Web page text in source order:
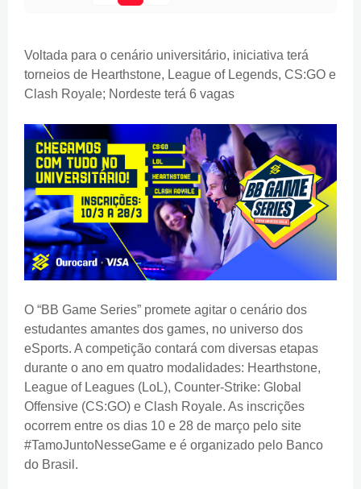
Voltada para o cenário universitário, iniciativa terá
torneios de Hearthstone, League of Legends, CS:GO e
Clash Royale; Nordeste terá 6 vagas
O “BB Game Series” promete agitar o cenário dos
estudantes amantes dos games, no universo dos
eSports. A competição contará com diversas etapas
durante o ano em quatro modalidades: Hearthstone,
League of Leagues (LoL), Counter-Strike: Global
Offensive (CS:GO) e Clash Royale. As inscrições
ocorrem entre os dias 10 e 28 de março pelo site
#TamoJuntoNesseGame e é organizado pelo Banco
do Brasil.